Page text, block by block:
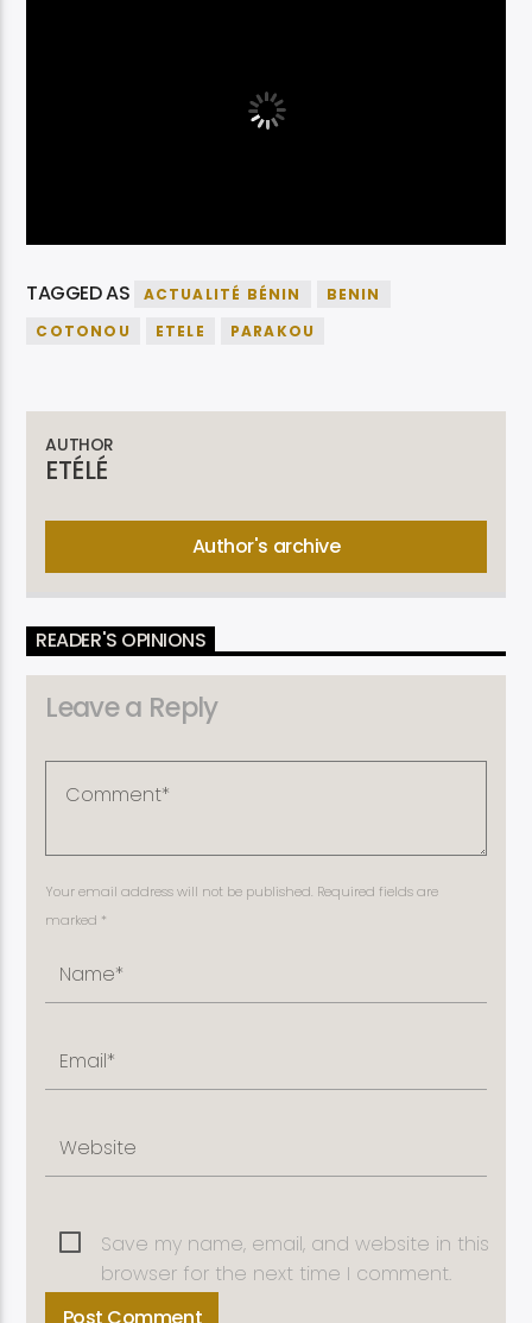
TAGGED AS ACTUALITÉ BÉNIN
BENIN
COTONOU
ETELE PARAKOU
AUTHOR
ETÉLÉ
Author's archive
READER'S OPINIONS
Leave a Reply
Your email address will not be published. Required fields are
marked *
Save my name, email, and website in this
browser for the next time I comment.